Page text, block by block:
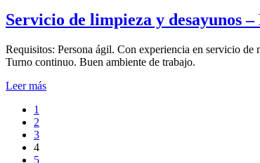
Servicio de limpieza y desayunos
Requisitos: Persona ágil. Con experiencia en servicio
Turno continuo. Buen ambiente de trabajo.
Leer más
1
2
3
4
5